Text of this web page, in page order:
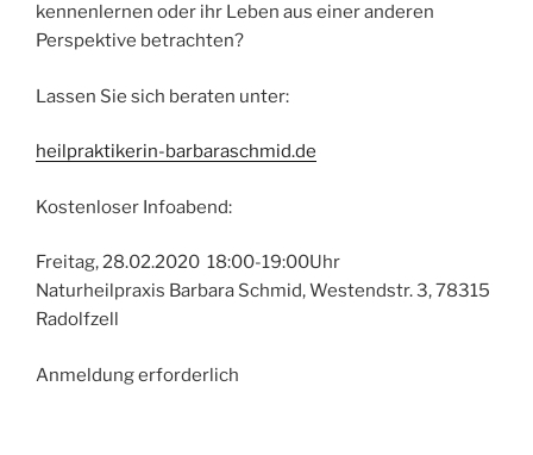
kennenlernen oder ihr Leben aus einer anderen
Perspektive betrachten?
Lassen Sie sich beraten unter:
heilpraktikerin-barbaraschmid.de
Kostenloser Infoabend:
Freitag, 28.02.2020 18:00-19:00Uhr
Naturheilpraxis Barbara Schmid, Westendstr. 3, 78315
Radolfzell
Anmeldung erforderlich